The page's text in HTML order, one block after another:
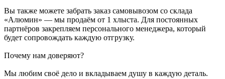
Вы также можете забрать заказ самовывозом со склада
«Алюмин» — мы продаём от 1 хлыста. Для постоянных
партнёров закрепляем персонального менеджера, который
будет сопровождать каждую отгрузку.
Почему нам доверяют?
Мы любим своё дело и вкладываем душу в каждую деталь.